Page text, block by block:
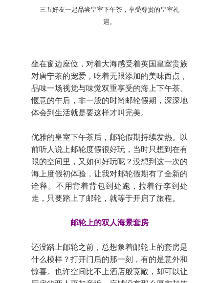
三五好友一起品尝皇室下午茶，享受尊贵的皇室礼
遇。
坐在窗边座位，对着大海感受着英国皇室贵族
对唐宁茶的宠爱，吃着无限添加的美味西点，
品味一场视觉与味觉双重享受的海上下午茶。
惬意的午后，非一般的时尚邮轮假期，深深地
体会到生活就是要这样才叫完美。
优雅的皇室下午茶后，邮轮假期持续发热。以
前听人说上邮轮度假很好玩，当时只想到在有
限的空间里，又如何好玩呢？没想到这一次的
海上度假初体验，让我对邮轮假期有了全新的
诠释。不用背着背包到处跑，拉着行李到处
走，只要踏上了邮轮，就等于开启了旅程。
邮轮上的双人海景套房
还没踏上邮轮之前，总想象着邮轮上的套房是
什么模样？打开门后的那一刻，有的是意外和
惊喜。也许空间比不上酒店般宽敞，却可以让